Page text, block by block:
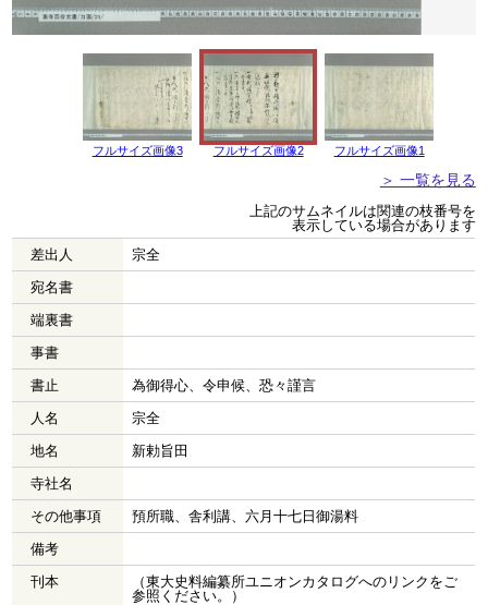
フルサイズ画像3 フルサイズ画像2 フルサイズ画像1
＞ 一覧を見る
上記のサムネイルは関連の枝番号を
表示している場合があります
差出人
宗全
宛名書
端裏書
事書
書止
為御得心、令申候、恐々謹言
人名
宗全
地名
新勅旨田
寺社名
その他事項
預所職、舎利講、六月十七日御湯料
備考
刊本
（東大史料編纂所ユニオンカタログへのリンクをご
参照ください。）